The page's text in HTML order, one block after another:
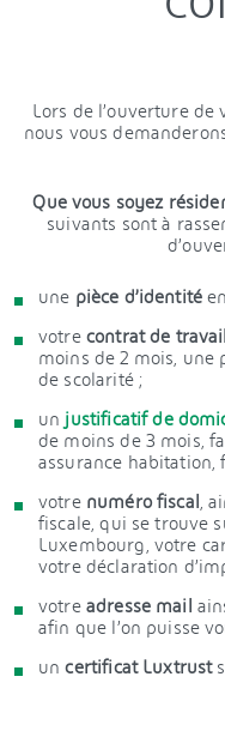
Lors de l’ouverture de
nous vous
Que vous soyez
suivants sont à
une pièce d’identité
votre contrat de
moins de 2 mois,
de scolarité ;
un justificatif de
de moins de 3 mois,
assurance habitation,
votre numéro fiscal
,
fiscale, qui se trouve
Luxembourg, votre
votre déclaration
votre adresse mail
afin que l’on puisse
uncertificat Luxtrust